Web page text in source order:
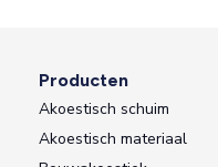
Producten
Akoestisch schuim
Akoestisch materiaal